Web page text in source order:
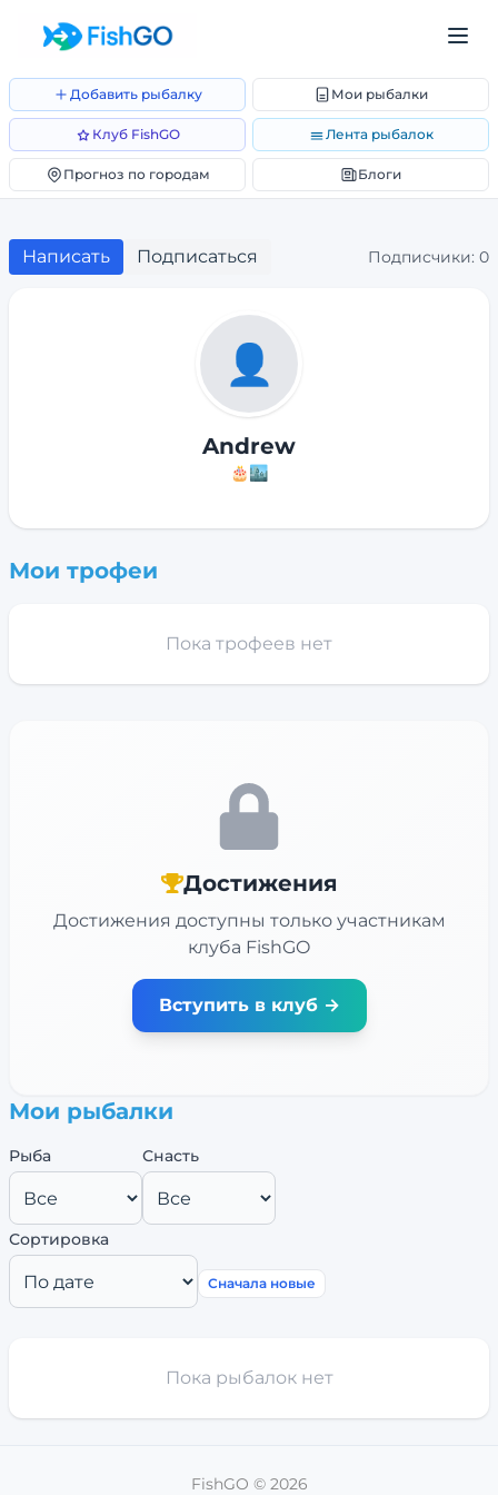
Добавить рыбалку Мои рыбалки
Клуб FishGO Лента рыбалок
Прогноз по городам Блоги
Написать Подписаться Подписчики: 0
👤
Andrew
🎂🏙️
Мои трофеи
Пока трофеев нет
Достижения
Достижения доступны только участникам
клуба FishGO
Вступить в клуб →
Мои рыбалки
Рыба Снасть
Сортировка
Сначала новые
Пока рыбалок нет
FishGO © 2026